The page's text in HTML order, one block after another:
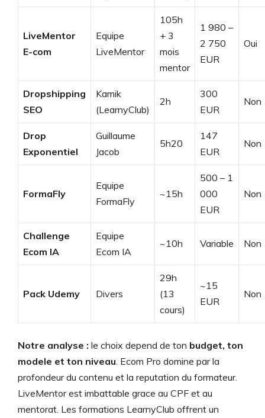
LiveMentor
E-com
Equipe
LiveMentor
105h
+ 3
mois
mentor
1 980 –
2 750
EUR
Oui
Dropshipping
SEO
Kamik
(LearnyClub)
2h
300
EUR
Non
Drop
Exponentiel
Guillaume
Jacob
5h20
147
EUR
Non
FormaFly
Equipe
FormaFly
~15h
500 – 1
000
EUR
Non
Challenge
Ecom IA
Equipe
Ecom IA
~10h Variable Non
Pack Udemy Divers
29h
(13
cours)
~15
EUR
Non
Notre analyse : le choix depend de ton budget, ton
modele et ton niveau . Ecom Pro domine par la
profondeur du contenu et la reputation du formateur.
LiveMentor est imbattable grace au CPF et au
mentorat. Les formations LearnyClub offrent un